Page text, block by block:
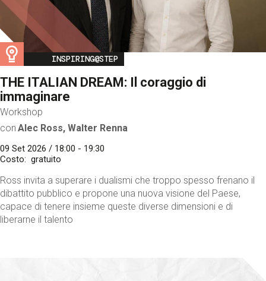
Image
INSPIRING@STEP
THE ITALIAN DREAM: Il coraggio di
immaginare
Workshop
con Alec Ross, Walter Renna
09 Set 2026 / 18:00 - 19:30
Costo
gratuito
Ross invita a superare i dualismi che troppo spesso frenano il
dibattito pubblico e propone una nuova visione del Paese,
capace di tenere insieme queste diverse dimensioni e di
liberarne il talento